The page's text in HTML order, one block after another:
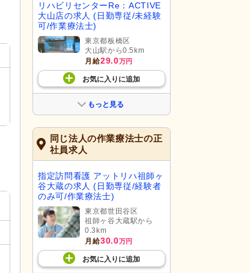
リハビリセンターRe：ACTIVE
大山店の求人 (日勤専従/未経験
可/作業療法士)
東京都板橋区
大山駅から0.5km
月給29.0万円
お気に入り に追加
もっと見る
同じ法人の作業療法士の正
社員求人
指定訪問看護 アットリハ祖師ヶ
谷大蔵の求人 (日勤専従/経験者
のみ可/作業療法士)
東京都世田谷区
祖師ヶ谷大蔵駅から
0.3km
月給30.0万円
お気に入り に追加